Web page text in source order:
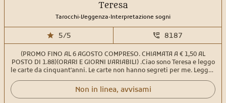
Teresa
Tarocchi.Veggenza.Interpretazione sogni
5/5 8187
(PROMO FINO AL 6 AGOSTO COMPRESO. CHIAMATA A € 1,50 AL
POSTO DI 1.88)(ORARI E GIORNI VARIABILI) .Ciao sono Teresa e leggo
le carte da cinquant'anni. Le carte non hanno segreti per me. Leggo i
evoluta, difatti mi occupo anche di numerologia, interpretazione
dei sogni, lettura della mano, veggenza su fotografia Utilizzo diversi
Non in linea, avvisami